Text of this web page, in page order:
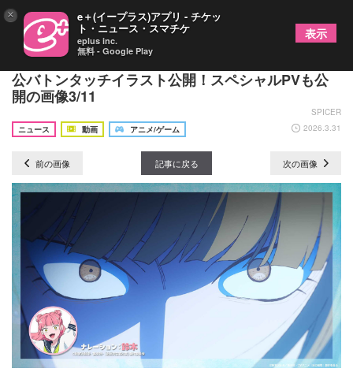
TVアニメ『氷の城壁』と『正反対な君と僕』主人
公バトンタッチイラスト公開！スペシャルPVも公
開の画像3/11
SPICER
ニュース
動画 アニメ/ゲーム 2026.3.31
前の画像 記事に戻る 次の画像
× e＋(イープラス)アプリ - チケッ
ト・ニュース・スマチケ
eplus inc.
無料 - Google Play
表示